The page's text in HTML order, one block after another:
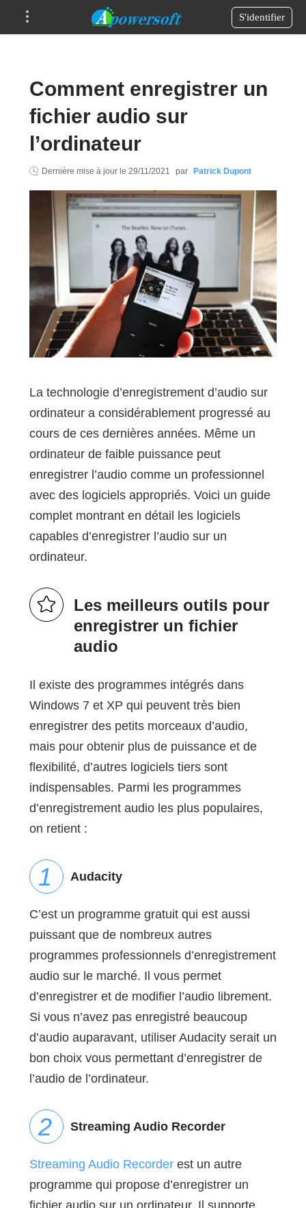
S'identifier
Comment enregistrer un
fichier audio sur
l’ordinateur
Dernière mise à jour le 29/11/2021 par Patrick Dupont
La technologie d’enregistrement d’audio sur
ordinateur a considérablement progressé au
cours de ces dernières années. Même un
ordinateur de faible puissance peut
enregistrer l’audio comme un professionnel
avec des logiciels appropriés. Voici un guide
complet montrant en détail les logiciels
capables d’enregistrer l’audio sur un
ordinateur.
Les meilleurs outils pour
enregistrer un fichier
audio
Il existe des programmes intégrés dans
Windows 7 et XP qui peuvent très bien
enregistrer des petits morceaux d’audio,
mais pour obtenir plus de puissance et de
flexibilité, d’autres logiciels tiers sont
indispensables. Parmi les programmes
d’enregistrement audio les plus populaires,
on retient :
Audacity
C’est un programme gratuit qui est aussi
puissant que de nombreux autres
programmes professionnels d’enregistrement
audio sur le marché. Il vous permet
d’enregistrer et de modifier l’audio librement.
Si vous n’avez pas enregistré beaucoup
d’audio auparavant, utiliser Audacity serait un
bon choix vous permettant d’enregistrer de
l’audio de l’ordinateur.
Streaming Audio Recorder
Streaming Audio Recorderest un autre
programme qui propose d’enregistrer un
fichier audio sur un ordinateur. Il supporte